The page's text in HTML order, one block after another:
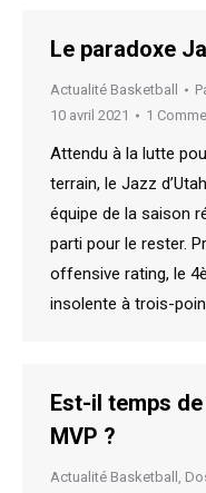
Le paradoxe
Actualité Basketball
10 avril 2021
1
Attendu à la lutte
terrain, le Jazz
équipe de la saison
parti pour le rester.
offensive rating, le
insolente à trois-
Est-il temps
MVP ?
Actualité Basketball ,